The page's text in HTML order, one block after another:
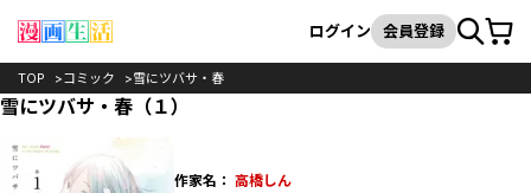
検索
ログイン 会員登録カート
TOP コミック 雪にツバサ・春
雪にツバサ・春（１）
作家名： 高橋しん